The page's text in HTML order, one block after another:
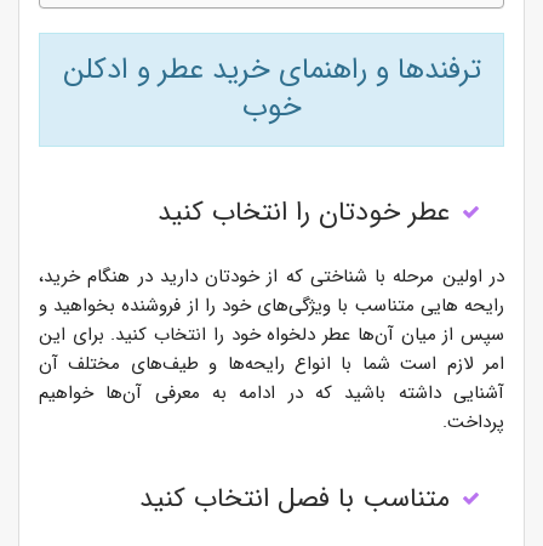
ترفندها و راهنمای خرید عطر و ادکلن
خوب
عطر خودتان را انتخاب کنید
در اولین مرحله با شناختی که از خودتان دارید در هنگام خرید،
رایحه هایی متناسب با ویژگی‌های خود را از فروشنده بخواهید و
سپس از میان آن‌ها عطر دلخواه خود را انتخاب کنید. برای این
امر لازم است شما با انواع رایحه‌ها و طیف‌های مختلف آن
آشنایی داشته باشید که در ادامه به معرفی آن‌ها خواهیم
پرداخت.
متناسب با فصل انتخاب کنید